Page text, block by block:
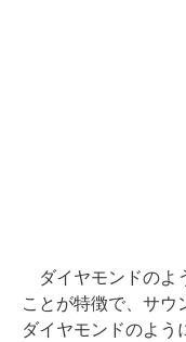
ダイヤモンドのよ
ことが特徴で、サウ
ダイヤモンドのよう